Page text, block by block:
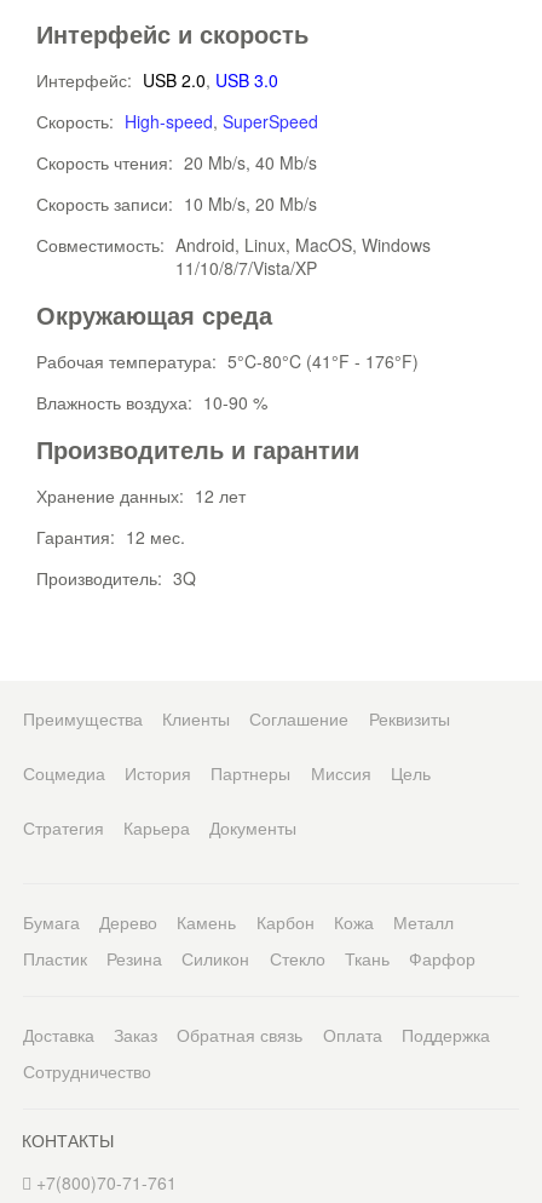
Интерфейс и скорость
Интерфейс: USB 2.0, USB 3.0
Скорость: High-speed, SuperSpeed
Скорость чтения: 20 Mb/s, 40 Mb/s
Скорость записи: 10 Mb/s, 20 Mb/s
Совместимость: Android, Linux, MacOS, Windows
11/10/8/7/Vista/XP
Окружающая среда
Рабочая температура: 5°C-80°C (41°F - 176°F)
Влажность воздуха: 10-90 %
Производитель и гарантии
Хранение данных: 12 лет
Гарантия: 12 мес.
Производитель: 3Q
Преимущества Клиенты Соглашение Реквизиты
Соцмедиа История Партнеры Миссия Цель
Стратегия Карьера Документы
Бумага Дерево Камень Карбон Кожа
Металл
Пластик
Резина Силикон Стекло Ткань Фарфор
Доставка Заказ Обратная связь Оплата
Поддержка
Сотрудничество
КОНТАКТЫ
+7(800)70-71-761